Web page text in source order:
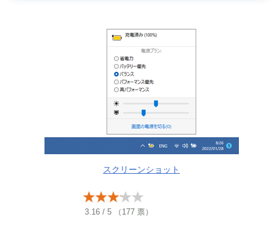
スクリーンショット
3.16 / 5 （ 177 票）